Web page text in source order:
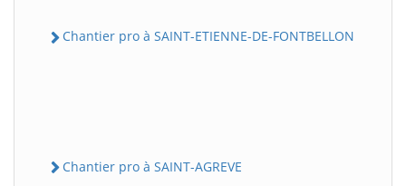
Chantier pro à SAINT-ETIENNE-DE-FONTBELLON
Chantier pro à SAINT-AGREVE